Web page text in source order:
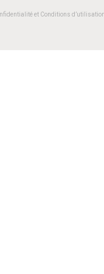
et Conditions